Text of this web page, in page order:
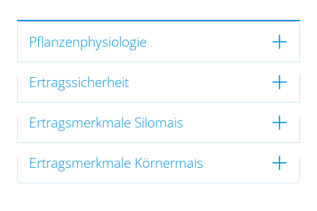
Pflanzenphysiologie
Ertragssicherheit
Ertragsmerkmale Silomais
Ertragsmerkmale Körnermais